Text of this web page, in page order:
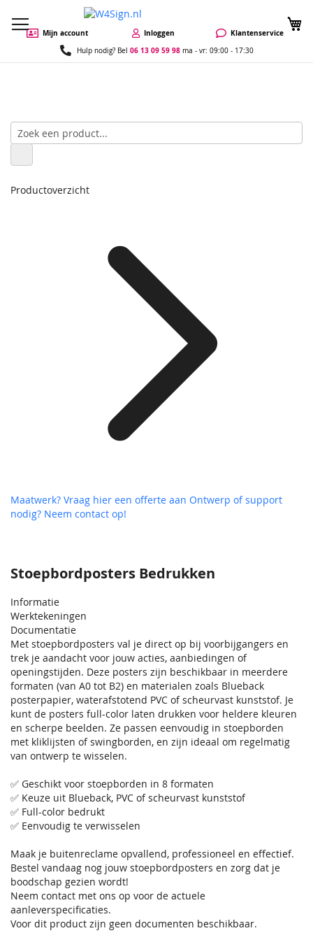
Mijn account Inloggen Klantenservice
Hulp nodig? Bel 06 13 09 59 98ma - vr: 09:00 - 17:30
Stoepbordposters Bedrukken
Informatie
Werktekeningen
Documentatie
Met stoepbordposters val je direct op bij voorbijgangers en
trek je aandacht voor jouw acties, aanbiedingen of
openingstijden. Deze posters zijn beschikbaar in meerdere
formaten (van A0 tot B2) en materialen zoals Blueback
posterpapier, waterafstotend PVC of scheurvast kunststof. Je
kunt de posters full-color laten drukken voor heldere kleuren
en scherpe beelden. Ze passen eenvoudig in stoepborden
met kliklijsten of swingborden, en zijn ideaal om regelmatig
van ontwerp te wisselen.
✅ Geschikt voor stoepborden in 8 formaten
✅ Keuze uit Blueback, PVC of scheurvast kunststof
✅ Full-color bedrukt
✅ Eenvoudig te verwisselen
Maak je buitenreclame opvallend, professioneel en effectief.
Bestel vandaag nog jouw stoepbordposters en zorg dat je
boodschap gezien wordt!
Neem contact met ons op voor de actuele
aanleverspecificaties.
Voor dit product zijn geen documenten beschikbaar.
Productoverzicht
Maatwerk? Vraag hier een offerte aan Ontwerp of support
nodig? Neem contact op!